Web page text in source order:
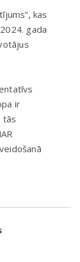
kas
gada
ir
tās